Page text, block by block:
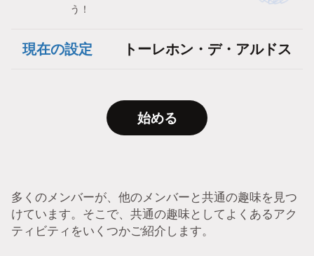
う！
現在の設定 トーレホン・デ・アルドス
始める
多くのメンバーが、他のメンバーと共通の趣味を見つ
けています。そこで、共通の趣味としてよくあるアク
ティビティをいくつかご紹介します。